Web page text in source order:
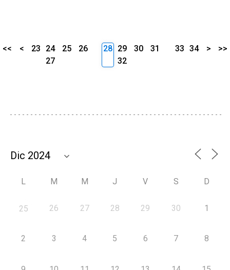
<< < 23 24 25
26
27
28 29 30
31
32
33 34 > >>
L M M J V S D
25 26 27 28 29 30 1
2 3 4 5 6 7 8